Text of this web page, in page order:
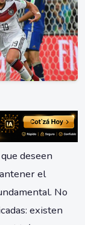
deseen
el
No
existen